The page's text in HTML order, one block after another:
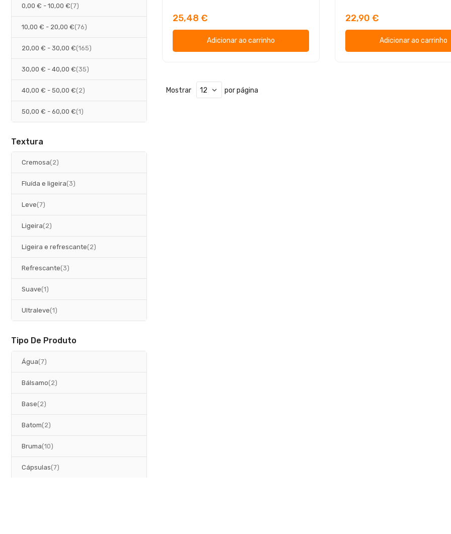
25,48 €
Adicionar ao carrinho
22,90 €
Adicionar ao carrinho
Mostrar por página
0,00 € - 10,00 € 7
artigos
10,00 € - 20,00 € 76
artigos
20,00 € - 30,00 € 165
artigos
30,00 € - 40,00 € 35
artigos
40,00 € - 50,00 € 2
artigos
50,00 € - 60,00 € 1
artigo
Textura
Cremosa 2
artigos
Fluída e ligeira 3
artigos
Leve 7
artigos
Ligeira 2
artigos
Ligeira e refrescante 2
artigos
Refrescante 3
artigos
Suave 1
artigo
Ultraleve 1
artigo
Tipo De Produto
Água 7
artigos
Bálsamo 2
artigos
Base 2
artigos
Batom 2
artigos
Bruma 10
artigos
Cápsulas 7
artigos